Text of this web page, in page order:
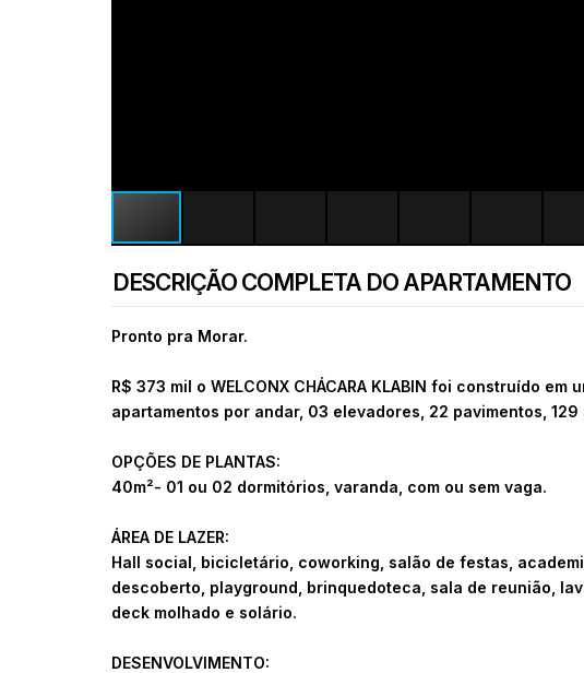
DESCRIÇÃO COMPLETA DO APARTAMENTO
Pronto pra Morar.
R$ 373 mil o WELCONX CHÁCARA KLABIN foi construído
apartamentos por andar, 03 elevadores, 22 pavimentos,
OPÇÕES DE PLANTAS:
40m²- 01 ou 02 dormitórios, varanda, com ou sem vaga.
ÁREA DE LAZER:
Hall social, bicicletário, coworking, salão de festas,
descoberto, playground, brinquedoteca, sala de reunião,
deck molhado e solário.
DESENVOLVIMENTO: